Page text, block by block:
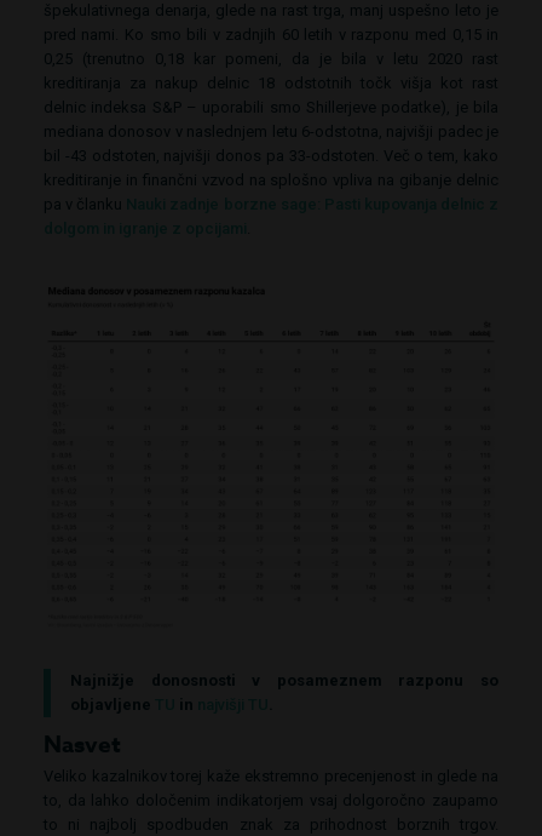
špekulativnega denarja, glede na rast trga, manj uspešno leto je
pred nami. Ko smo bili v zadnjih 60 letih v razponu med 0,15 in
0,25 (trenutno 0,18 kar pomeni, da je bila v letu 2020 rast
kreditiranja za nakup delnic 18 odstotnih točk višja kot rast
delnic indeksa S&P – uporabili smo Shillerjeve podatke), je bila
mediana donosov v naslednjem letu 6-odstotna, najvišji padec je
bil -43 odstoten, najvišji donos pa 33-odstoten. Več o tem, kako
kreditiranje in finančni vzvod na splošno vpliva na gibanje delnic
pa v članku
Najnižje donosnosti v posameznem razponu so
objavljene
in
Nasvet
Veliko kazalnikov torej kaže ekstremno precenjenost in glede na
to, da lahko določenim indikatorjem vsaj dolgoročno zaupamo
to ni najbolj spodbuden znak za prihodnost borznih trgov.